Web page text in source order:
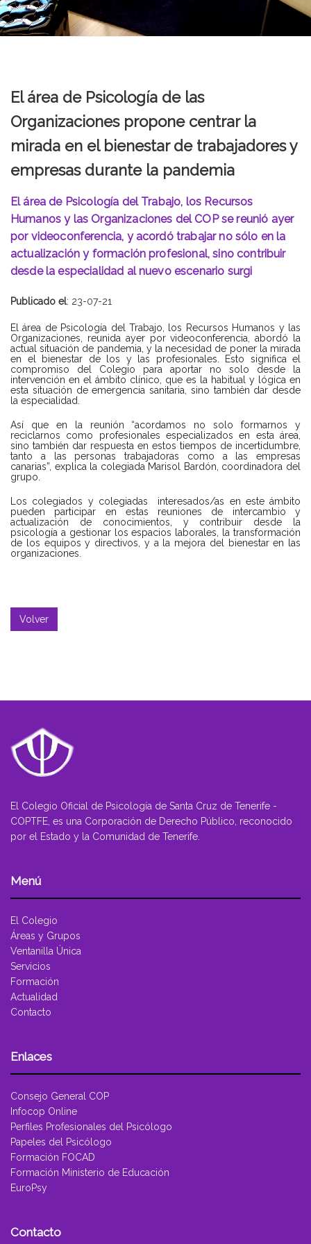
El área de Psicología de las
Organizaciones propone centrar la
mirada en el bienestar de trabajadores y
empresas durante la pandemia
El área de Psicología del Trabajo, los Recursos
Humanos y las Organizaciones del COP se reunió ayer
por videoconferencia, y acordó trabajar no sólo en la
actualización y formación profesional, sino contribuir
desde la especialidad al nuevo escenario surgi
Publicado el: 23-07-21
El área de Psicología del Trabajo, los Recursos Humanos y las
Organizaciones, reunida ayer por videoconferencia, abordó la
actual situación de pandemia, y la necesidad de poner la mirada
en el bienestar de los y las profesionales. Esto significa el
compromiso del Colegio para aportar no solo desde la
intervención en el ámbito clínico, que es la habitual y lógica en
esta situación de emergencia sanitaria, sino también dar desde
la especialidad.
Así que en la reunión “acordamos no solo formarnos y
reciclarnos como profesionales especializados en esta área,
sino también dar respuesta en estos tiempos de incertidumbre,
tanto a las personas trabajadoras como a las empresas
canarias”, explica la colegiada Marisol Bardón, coordinadora del
grupo.
Los colegiados y colegiadas
interesados/as en este ámbito
pueden participar en estas reuniones de intercambio y
actualización de conocimientos, y contribuir desde la
psicología a gestionar los espacios laborales, la transformación
de los equipos y directivos, y a la mejora del bienestar en las
organizaciones.
Volver
El Colegio Oficial de Psicología de Santa Cruz de Tenerife -
COPTFE, es una Corporación de Derecho Público, reconocido
por el Estado y la Comunidad de Tenerife.
Menú
El Colegio
Áreas y Grupos
Ventanilla Única
Servicios
Formación
Actualidad
Contacto
Enlaces
Consejo General COP
Infocop Online
Perfiles Profesionales del Psicólogo
Papeles del Psicólogo
Formación FOCAD
Formación Ministerio de Educación
EuroPsy
Contacto